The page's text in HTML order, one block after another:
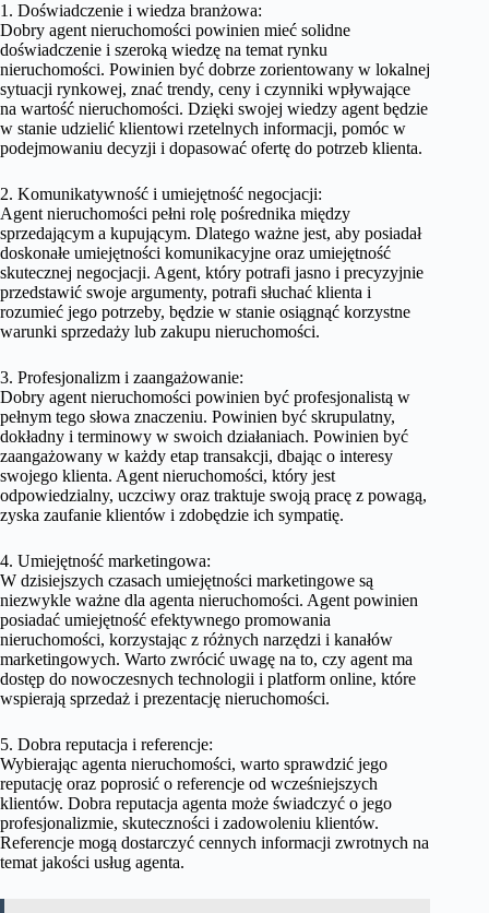
1. Doświadczenie i wiedza branżowa:
Dobry agent nieruchomości powinien mieć solidne
doświadczenie i szeroką wiedzę na temat rynku
nieruchomości. Powinien być dobrze zorientowany w lokalnej
sytuacji rynkowej, znać trendy, ceny i czynniki wpływające
na wartość nieruchomości. Dzięki swojej wiedzy agent będzie
w stanie udzielić klientowi rzetelnych informacji, pomóc w
podejmowaniu decyzji i dopasować ofertę do potrzeb klienta.
2. Komunikatywność i umiejętność negocjacji:
Agent nieruchomości pełni rolę pośrednika między
sprzedającym a kupującym. Dlatego ważne jest, aby posiadał
doskonałe umiejętności komunikacyjne oraz umiejętność
skutecznej negocjacji. Agent, który potrafi jasno i precyzyjnie
przedstawić swoje argumenty, potrafi słuchać klienta i
rozumieć jego potrzeby, będzie w stanie osiągnąć korzystne
warunki sprzedaży lub zakupu nieruchomości.
3. Profesjonalizm i zaangażowanie:
Dobry agent nieruchomości powinien być profesjonalistą w
pełnym tego słowa znaczeniu. Powinien być skrupulatny,
dokładny i terminowy w swoich działaniach. Powinien być
zaangażowany w każdy etap transakcji, dbając o interesy
swojego klienta. Agent nieruchomości, który jest
odpowiedzialny, uczciwy oraz traktuje swoją pracę z powagą,
zyska zaufanie klientów i zdobędzie ich sympatię.
4. Umiejętność marketingowa:
W dzisiejszych czasach umiejętności marketingowe są
niezwykle ważne dla agenta nieruchomości. Agent powinien
posiadać umiejętność efektywnego promowania
nieruchomości, korzystając z różnych narzędzi i kanałów
marketingowych. Warto zwrócić uwagę na to, czy agent ma
dostęp do nowoczesnych technologii i platform online, które
wspierają sprzedaż i prezentację nieruchomości.
5. Dobra reputacja i referencje:
Wybierając agenta nieruchomości, warto sprawdzić jego
reputację oraz poprosić o referencje od wcześniejszych
klientów. Dobra reputacja agenta może świadczyć o jego
profesjonalizmie, skuteczności i zadowoleniu klientów.
Referencje mogą dostarczyć cennych informacji zwrotnych na
temat jakości usług agenta.